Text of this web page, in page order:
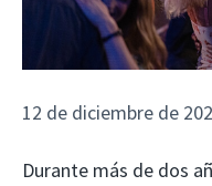
12 de diciembre de
Durante más de dos